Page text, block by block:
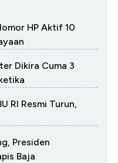
HP Aktif 10
Dikira Cuma 3
RI Resmi Turun,
Presiden
Baja